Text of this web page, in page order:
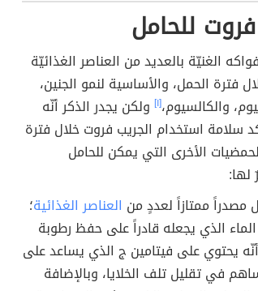
للحامل
الغنيّة بالعديد من العناصر الغذائيّة
فترة الحمل، والأساسية لنمو الجنين،
والكالسيوم،[١] ولكن يجدر الذكر أنّه
سلامة استخدام الجريب فروت خلال فترة
الأخرى التي يمكن للحامل
لها:
مصدراً ممتازاً لعددٍ من العناصر الغذائية؛
الذي يجعله قادراً على حفظ رطوبة
يحتوي على فيتامين ج الذي يساعد على
في تقليل تلف الخلايا، وبالإضافة